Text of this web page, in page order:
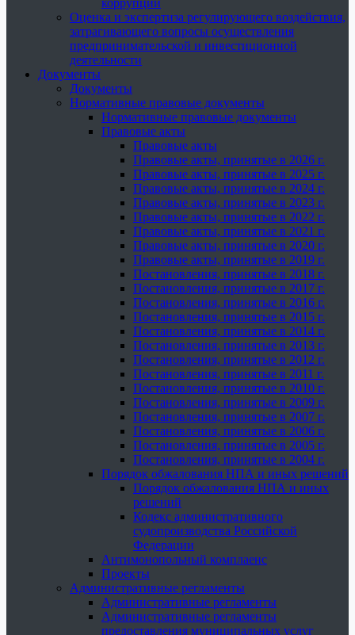
коррупции
Оценка и экспертиза регулирующего воздействия,
затрагивающего вопросы осуществления
предпринимательской и инвестиционной
деятельности
Документы
Документы
Нормативные правовые документы
Нормативные правовые документы
Правовые акты
Правовые акты
Правовые акты, принятые в 2026 г.
Правовые акты, принятые в 2025 г.
Правовые акты, принятые в 2024 г.
Правовые акты, принятые в 2023 г.
Правовые акты, принятые в 2022 г.
Правовые акты, принятые в 2021 г.
Правовые акты, принятые в 2020 г.
Правовые акты, принятые в 2019 г.
Постановления, принятые в 2018 г.
Постановления, принятые в 2017 г.
Постановления, принятые в 2016 г.
Постановления, принятые в 2015 г.
Постановления, принятые в 2014 г.
Постановления, принятые в 2013 г.
Постановления, принятые в 2012 г.
Постановления, принятые в 2011 г.
Постановления, принятые в 2010 г.
Постановления, принятые в 2009 г.
Постановления, принятые в 2007 г.
Постановления, принятые в 2006 г.
Постановления, принятые в 2005 г.
Постановления, принятые в 2004 г.
Порядок обжалования НПА и иных решений
Порядок обжалования НПА и иных
решений
Кодекс административного
судопроизводства Российской
Федерации
Антимонопольный комплаенс
Проекты
Административные регламенты
Административные регламенты
Административные регламенты
предоставления муниципальных услуг